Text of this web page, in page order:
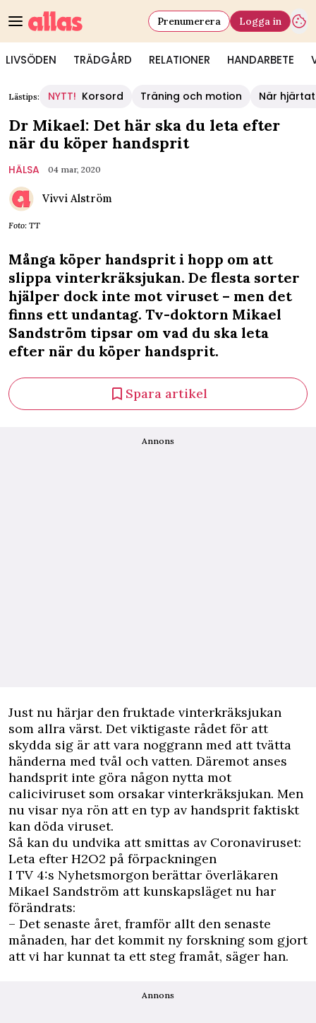
LIVSÖDEN TRÄDGÅRD RELATIONER HANDARBETE
Prenumerera Logga in
Lästips: NYTT! Korsord Träning och motion När
Dr Mikael: Det här ska du leta efter
när du köper handsprit
HÄLSA 04 mar, 2020
Vivvi Alström
Foto: TT
Många köper handsprit i hopp om att
slippa vinterkräksjukan. De flesta sorter
hjälper dock inte mot viruset – men det
finns ett undantag. Tv-doktorn Mikael
Sandström tipsar om vad du ska leta
efter när du köper handsprit.
Spara artikel
Annons
Just nu härjar den fruktade vinterkräksjukan
som allra värst. Det viktigaste rådet för att
skydda sig är att vara noggrann med att tvätta
händerna med tvål och vatten. Däremot anses
handsprit inte göra någon nytta mot
caliciviruset som orsakar vinterkräksjukan. Men
nu visar nya rön att en typ av handsprit faktiskt
kan döda viruset.
Så kan du undvika att smittas av Coronaviruset:
Leta efter H2O2 på förpackningen
I TV 4:s Nyhetsmorgonberättar överläkaren
Mikael Sandström att kunskapsläget nu har
förändrats:
– Det senaste året, framför allt den senaste
månaden, har det kommit ny forskning som gjort
att vi har kunnat ta ett steg framåt, säger han.
Annons